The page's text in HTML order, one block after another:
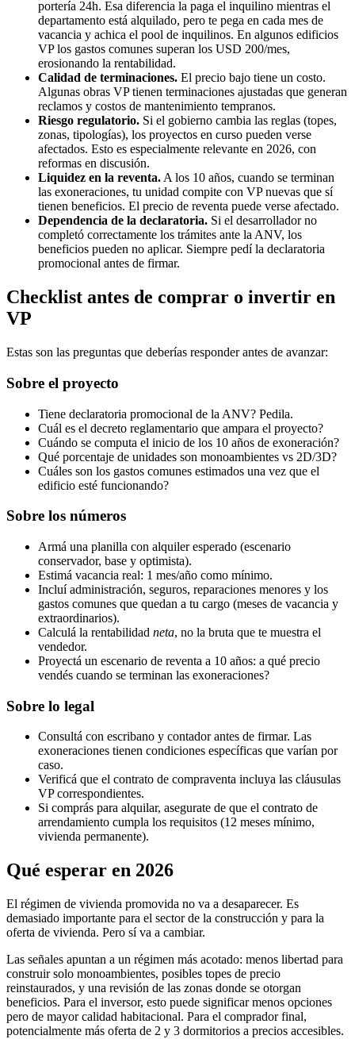
portería 24h. Esa diferencia la paga el inquilino mientras el
departamento está alquilado, pero te pega en cada mes de
vacancia y achica el pool de inquilinos. En algunos edificios
VP los gastos comunes superan los USD 200/mes,
erosionando la rentabilidad.
Calidad de terminaciones. El precio bajo tiene un costo.
Algunas obras VP tienen terminaciones ajustadas que generan
reclamos y costos de mantenimiento tempranos.
Riesgo regulatorio. Si el gobierno cambia las reglas (topes,
zonas, tipologías), los proyectos en curso pueden verse
afectados. Esto es especialmente relevante en 2026, con
reformas en discusión.
Liquidez en la reventa. A los 10 años, cuando se terminan
las exoneraciones, tu unidad compite con VP nuevas que sí
tienen beneficios. El precio de reventa puede verse afectado.
Dependencia de la declaratoria. Si el desarrollador no
completó correctamente los trámites ante la ANV, los
beneficios pueden no aplicar. Siempre pedí la declaratoria
promocional antes de firmar.
Checklist antes de comprar o invertir en
VP
Estas son las preguntas que deberías responder antes de avanzar:
Sobre el proyecto
Tiene declaratoria promocional de la ANV? Pedila.
Cuál es el decreto reglamentario que ampara el proyecto?
Cuándo se computa el inicio de los 10 años de exoneración?
Qué porcentaje de unidades son monoambientes vs 2D/3D?
Cuáles son los gastos comunes estimados una vez que el
edificio esté funcionando?
Sobre los números
Armá una planilla con alquiler esperado (escenario
conservador, base y optimista).
Estimá vacancia real: 1 mes/año como mínimo.
Incluí administración, seguros, reparaciones menores y los
gastos comunes que quedan a tu cargo (meses de vacancia y
extraordinarios).
Calculá la rentabilidad neta, no la bruta que te muestra el
vendedor.
Proyectá un escenario de reventa a 10 años: a qué precio
vendés cuando se terminan las exoneraciones?
Sobre lo legal
Consultá con escribano y contador antes de firmar. Las
exoneraciones tienen condiciones específicas que varían por
caso.
Verificá que el contrato de compraventa incluya las cláusulas
VP correspondientes.
Si comprás para alquilar, asegurate de que el contrato de
arrendamiento cumpla los requisitos (12 meses mínimo,
vivienda permanente).
Qué esperar en 2026
El régimen de vivienda promovida no va a desaparecer. Es
demasiado importante para el sector de la construcción y para la
oferta de vivienda. Pero sí va a cambiar.
Las señales apuntan a un régimen más acotado: menos libertad para
construir solo monoambientes, posibles topes de precio
reinstaurados, y una revisión de las zonas donde se otorgan
beneficios. Para el inversor, esto puede significar menos opciones
pero de mayor calidad habitacional. Para el comprador final,
potencialmente más oferta de 2 y 3 dormitorios a precios accesibles.